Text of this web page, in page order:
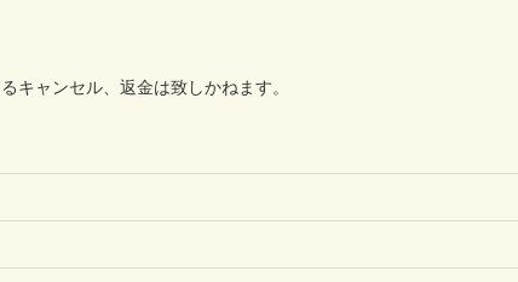
キャンセル、返金は致しかねます。